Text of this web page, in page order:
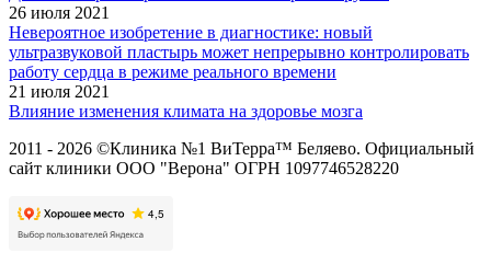
26 июля 2021
Невероятное изобретение в диагностике: новый
ультразвуковой пластырь может непрерывно контролировать
работу сердца в режиме реального времени
21 июля 2021
Влияние изменения климата на здоровье мозга
2011 - 2026 ©Клиника №1 ВиТерра™ Беляево. Официальный
сайт клиники ООО "Верона" ОГРН 1097746528220